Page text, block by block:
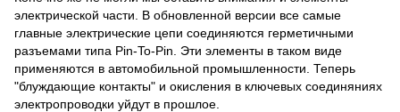
электрической части. В обновленной версии все самые
главные электрические цепи соединяются герметичными
разъемами типа Pin-To-Pin. Эти элементы в таком виде
применяются в автомобильной промышленности. Теперь
"блуждающие контакты" и окисления в ключевых соединяниях
электропроводки уйдут в прошлое.